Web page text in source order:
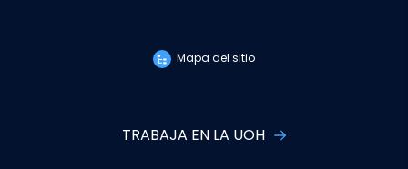
Mapa del sitio
TRABAJA EN LA UOH